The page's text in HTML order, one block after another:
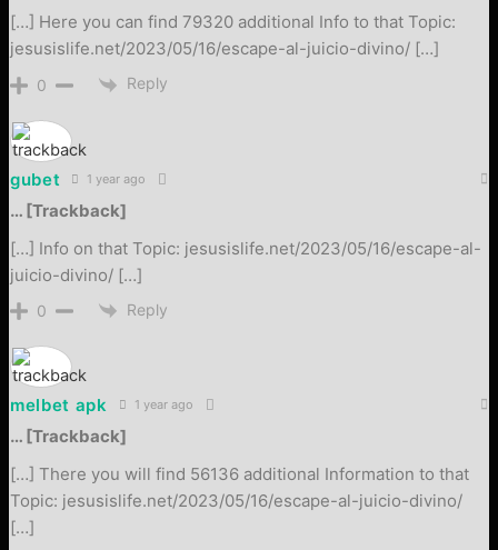
[…] Here you can find 79320 additional Info to that Topic:
jesusislife.net/2023/05/16/escape-al-juicio-divino/ […]
0 Reply
gubet 1 year ago
… [Trackback]
[…] Info on that Topic: jesusislife.net/2023/05/16/escape-al-
juicio-divino/ […]
0 Reply
melbet apk 1 year ago
… [Trackback]
[…] There you will find 56136 additional Information to that
Topic: jesusislife.net/2023/05/16/escape-al-juicio-divino/
[…]